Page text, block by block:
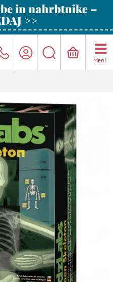
in nahrbtnike –
>>
Meni